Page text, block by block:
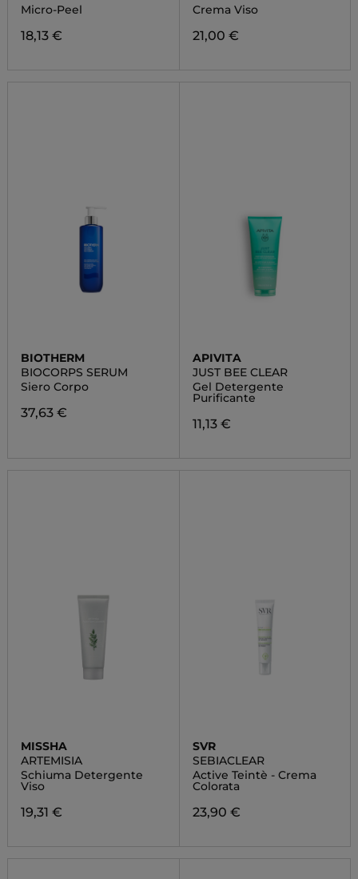
Micro-Peel
18,13 €
Crema Viso
21,00 €
BIOTHERM
BIOCORPS SERUM
Siero Corpo
37,63 €
APIVITA
JUST BEE CLEAR
Gel Detergente
Purificante
11,13 €
MISSHA
ARTEMISIA
Schiuma Detergente
Viso
19,31 €
SVR
SEBIACLEAR
Active Teintè - Crema
Colorata
23,90 €